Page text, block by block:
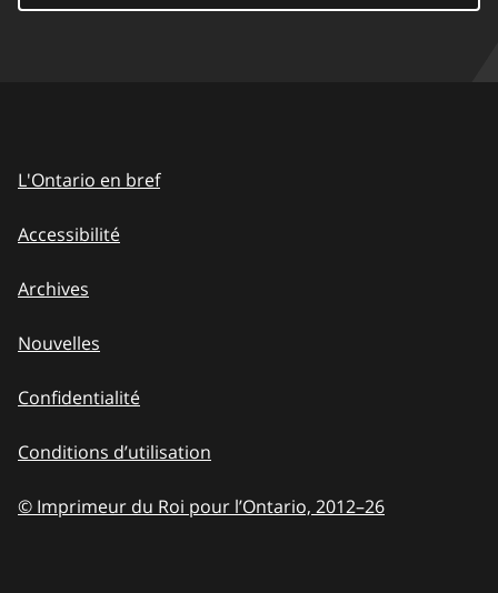
L'Ontario en bref
Accessibilité
Archives
Nouvelles
Confidentialité
Conditions d’utilisation
© Imprimeur du Roi pour l’Ontario, 2012–to
26